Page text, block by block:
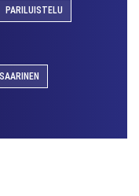
PARILUISTELU